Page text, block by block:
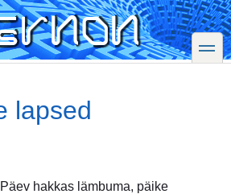
toggle
lapsed
hakkas lämbuma, päike